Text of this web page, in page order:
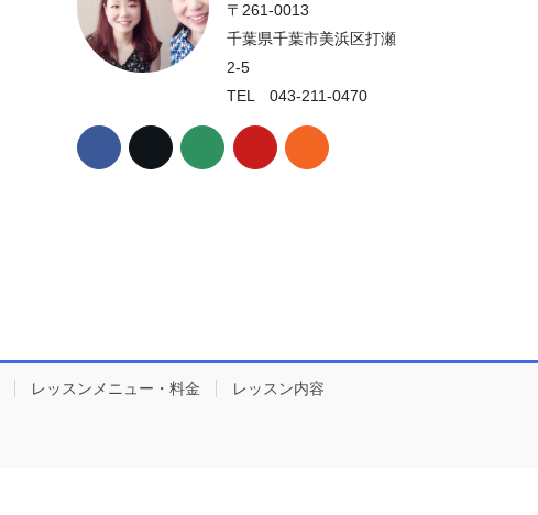
〒261-0013
千葉県千葉市美浜区打瀬
2-5
TEL 043-211-0470
レッスンメニュー・料金
レッスン内容